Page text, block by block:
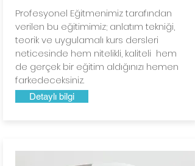
Profesyonel Eğitmenimiz tarafından
verilen bu eğitimimiz; anlatım tekniği,
teorik ve uygulamalı kurs dersleri
neticesinde hem nitelikli, kaliteli hem
de gerçek bir eğitim aldığınızı hemen
farkedeceksiniz.
Detaylı bilgi